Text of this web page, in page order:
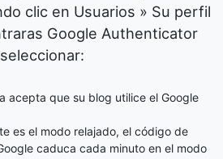
clic en Usuarios » Su perfil
Google Authenticator
acepta que su blog utilice el Google
es el modo relajado, el código de
caduca cada minuto en el modo